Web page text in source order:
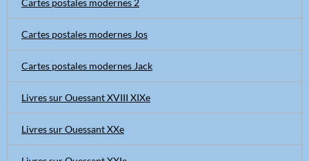
Cartes postales modernes 2
Cartes postales modernes Jos
Cartes postales modernes Jack
Livres sur Ouessant XVIII XIXe
Livres sur Ouessant XXe